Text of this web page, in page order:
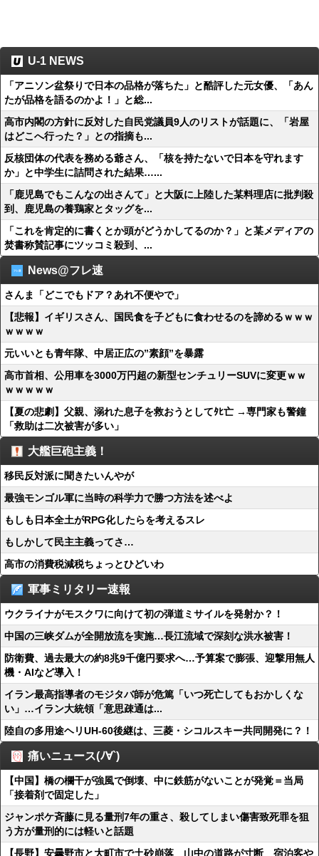
U-1 NEWS
「アニソン盆祭りで日本の品格が落ちた」と酷評した元女優、「あん
たが品格を語るのかよ！」と総...
高市内閣の方針に反対した自民党議員9人のリストが話題に、「岩屋
はどこへ行った？」との指摘も...
反核団体の代表を務める爺さん、「核を持たないで日本を守れます
か」と中学生に詰問された結果…...
「鹿児島でもこんなの出さんて」と大阪に上陸した某料理店に批判殺
到、鹿児島の養鶏家とタッグを...
「これを肯定的に書くとか頭がどうかしてるのか？」と某メディアの
焚書称賛記事にツッコミ殺到、...
News@フレ速
さんま「どこでもドア？あれ不便やで」
【悲報】イギリスさん、国民食を子どもに食わせるのを諦めるｗｗｗ
ｗｗｗｗ
元いいとも青年隊、中居正広の”素顔”を暴露
高市首相、公用車を3000万円超の新型センチュリーSUVに変更ｗｗ
ｗｗｗｗｗ
【夏の悲劇】父親、溺れた息子を救おうとしてﾀﾋ亡 →専門家も警鐘
「救助は二次被害が多い」
大艦巨砲主義！
移民反対派に聞きたいんやが
最強モンゴル軍に当時の科学力で勝つ方法を述べよ
もしも日本全土がRPG化したらを考えるスレ
もしかして民主主義ってさ…
高市の消費税減税ちょっとひどいわ
軍事ミリタリー速報
ウクライナがモスクワに向けて初の弾道ミサイルを発射か？！
中国の三峡ダムが全開放流を実施…長江流域で深刻な洪水被害！
防衛費、過去最大の約8兆9千億円要求へ…予算案で膨張、迎撃用無人
機・AIなど導入！
イラン最高指導者のモジタバ師が危篤「いつ死亡してもおかしくな
い」…イラン大統領「意思疎通は...
陸自の多用途ヘリUH-60後継は、三菱・シコルスキー共同開発に？！
痛いニュース(ﾉ∀`)
【中国】橋の欄干が強風で倒壊、中に鉄筋がないことが発覚＝当局
「接着剤で固定した」
ジャンポケ斉藤に見る量刑7年の重さ、殺してしまい傷害致死罪を狙
う方が量刑的には軽いと話題
【長野】安曇野市と大町市で土砂崩落 山中の道路が寸断 宿泊客や